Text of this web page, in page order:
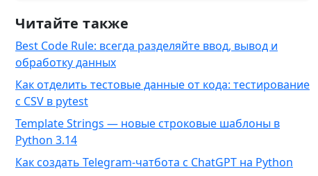
Читайте также
Best Code Rule: всегда разделяйте ввод, вывод и
обработку данных
Как отделить тестовые данные от кода: тестирование
с CSV в pytest
Template Strings — новые строковые шаблоны в
Python 3.14
Как создать Telegram-чатбота с ChatGPT на Python